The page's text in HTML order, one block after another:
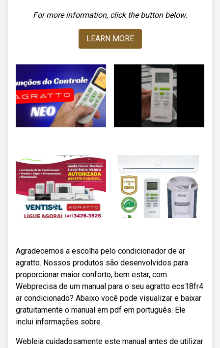
For more information, click the button below.
LEARN MORE
Agradecemos a escolha pelo condicionador de ar
agratto. Nossos produtos são desenvolvidos para
proporcionar maior conforto, bem estar, com.
Webprecisa de um manual para o seu agratto ecs18fr4
ar condicionado? Abaixo você pode visualizar e baixar
gratuitamente o manual em pdf em português. Ele
inclui informações sobre.
Webleia cuidadosamente este manual antes de utilizar